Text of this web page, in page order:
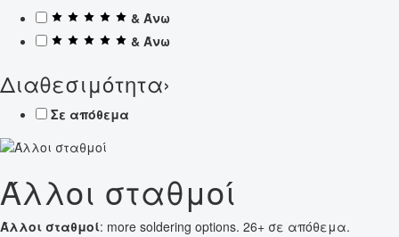
& Άνω
& Άνω
Διαθεσιμότητα›
Σε απόθεμα
Άλλοι σταθμοί
Άλλοι σταθμοί: more soldering options. 26+ σε απόθεμα.